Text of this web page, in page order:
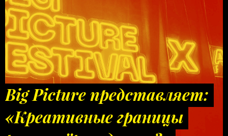
Big Picture представляет:
«Креативные границы